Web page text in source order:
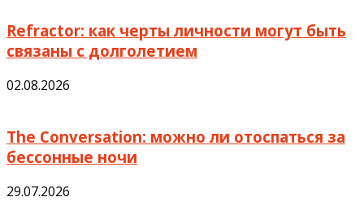
Refractor: как черты личности могут быть
связаны с долголетием
02.08.2026
The Conversation: можно ли отоспаться за
бессонные ночи
29.07.2026